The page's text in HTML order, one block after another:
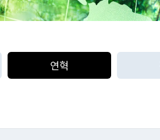
연혁